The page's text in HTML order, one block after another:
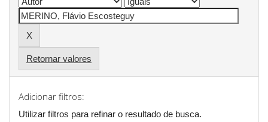
Retornar valores
Adicionar filtros:
Utilizar filtros para refinar o resultado de busca.